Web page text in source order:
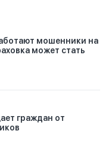
мошенники на
может стать
граждан от